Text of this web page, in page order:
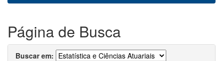
Página de Busca
Buscar em: